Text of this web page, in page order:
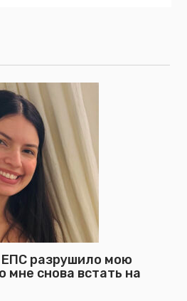
ЕПС разрушило мою
мне снова встать на